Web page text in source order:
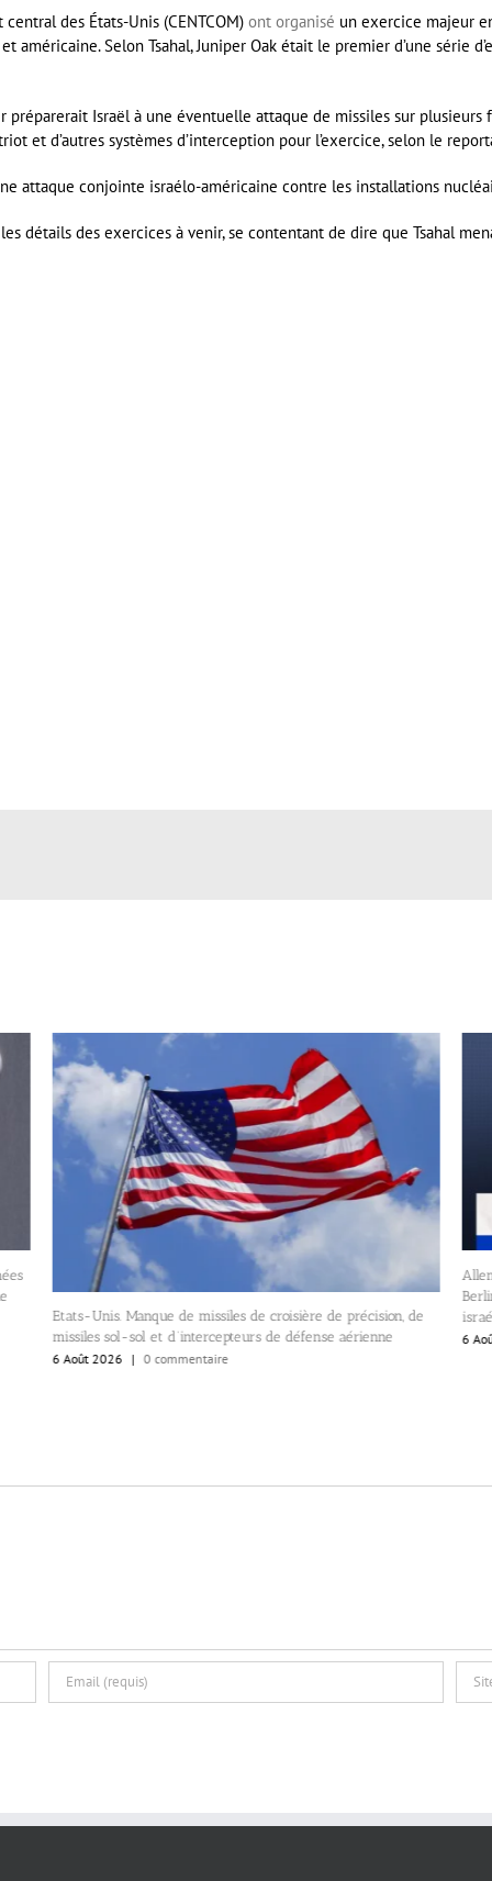
des États-Unis (CENTCOM) ont organisé un exercice majeur
Selon Tsahal, Juniper Oak était le premier d’une série
préparerait Israël à une éventuelle attaque de missiles sur
et d’autres systèmes d’interception pour l’exercice, selon le
attaque conjointe israélo-américaine contre les installations
détails des exercices à venir, se contentant de dire que Tsahal
Etats-Unis. Manque de missiles de croisière de précision, de
missiles sol-sol et d’intercepteurs de défense aérienne
6 Août 2026 | 0 commentaire
6